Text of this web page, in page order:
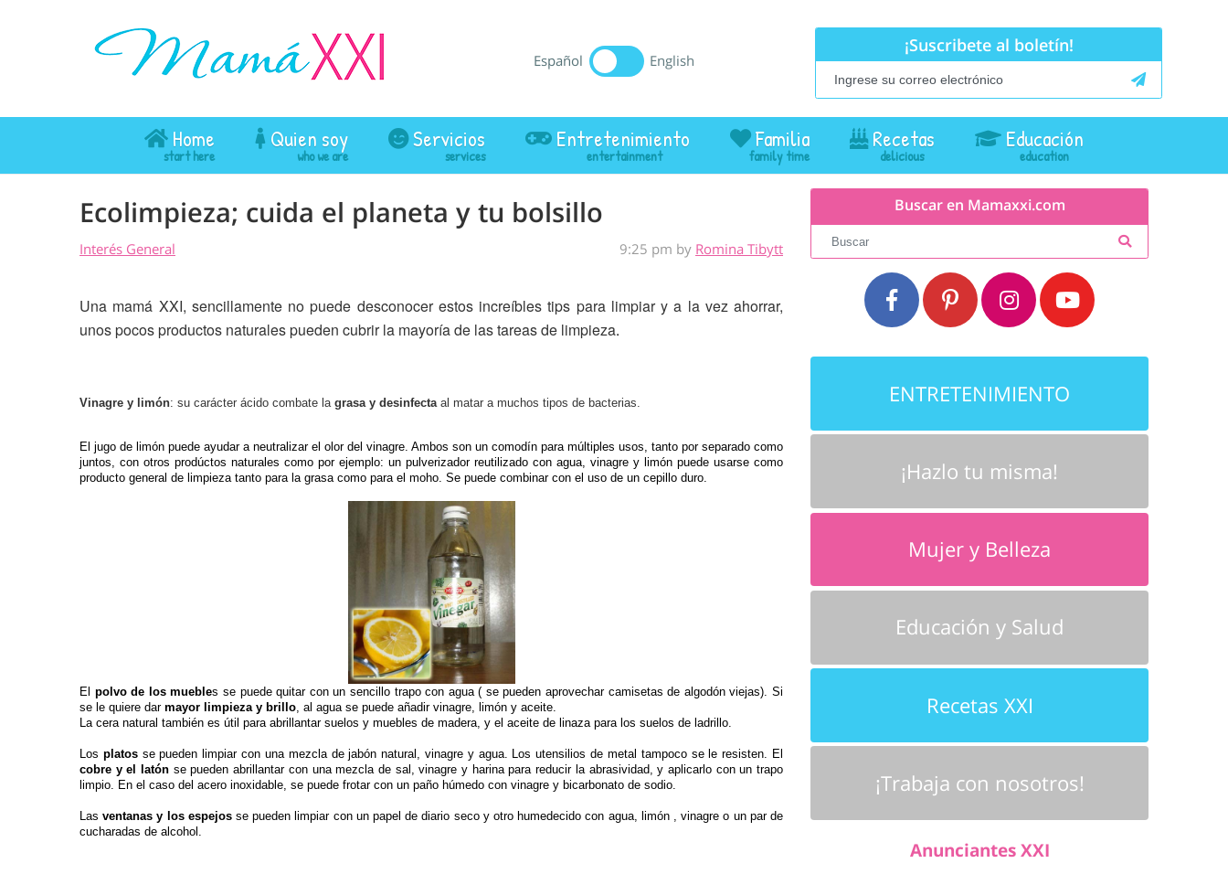
Español English
¡Suscribete al boletín!
Home Quien soy Servicios Entretenimiento Familia Recetas Educación
Ecolimpieza; cuida el planeta y tu bolsillo
Interés General 9:25 pm by Romina Tibytt
Una mamá XXI, sencillamente no puede desconocer estos increíbles tips para limpiar y a la vez ahorrar,
unos pocos productos naturales pueden cubrir la mayoría de las tareas de limpieza.
Vinagre y limón: su carácter ácido combate la grasa y desinfectaal matar a muchos tipos de bacterias.
El jugo de limón puede ayudar a neutralizar el olor del vinagre. Ambos son un comodín para múltiples usos, tanto por separado como
juntos, con otros prodúctos naturales como por ejemplo: un pulverizador reutilizado con agua, vinagre y limón puede usarse como
producto general de limpieza tanto para la grasa como para el moho. Se puede combinar con el uso de un cepillo duro.
El polvo de los muebles se puede quitar con un sencillo trapo con agua ( se pueden aprovechar camisetas de algodón viejas). Si
se le quiere darmayor limpieza y brillo , al agua se puede añadir vinagre, limón y aceite.
La cera natural también es útil para abrillantar suelos y muebles de madera, y el aceite de linaza para los suelos de ladrillo.
Los platosse pueden limpiar con una mezcla de jabón natural, vinagre y agua. Los utensilios de metal tampoco se le resisten. El
cobre y el latón se pueden abrillantar con una mezcla de sal, vinagre y harina para reducir la abrasividad, y aplicarlo con un trapo
limpio. En el caso del acero inoxidable, se puede frotar con un paño húmedo con vinagre y bicarbonato de sodio.
Lasventanas y los espejosse pueden limpiar con un papel de diario seco y otro humedecido con agua, limón , vinagre o un par de
cucharadas de alcohol.
Buscar en Mamaxxi.com
ENTRETENIMIENTO
¡Hazlo tu misma!
Mujer y Belleza
Educación y Salud
Recetas XXI
¡Trabaja con nosotros!
Anunciantes XXI